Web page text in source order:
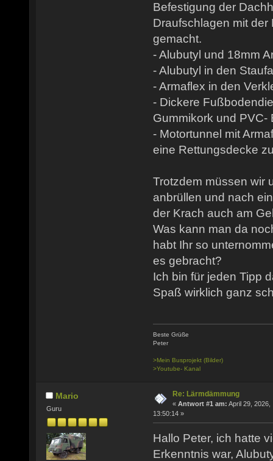
Befestigung der
Draufschlagen mit
gemacht.
- Alubutyl und 18mm
- Alubutyl in den
- Armaflex in den
- Dickere
Gummikork und PVC-
- Motortunnel mit
eine Rettungsdecke
Trotzdem müssen wir
anbrüllen und nach
der Krach auch am
Was kann man da
habt Ihr so
es gebracht?
Ich bin für jeden Tipp
Spaß wirklich ganz
Beste Grüße
Peter
>Mein Busprojekt (Bilder)
>Youtube- Kanal
Mario
Guru
Re: Lärmdämmung
« Antwort #1 am: April 29, 2026,
13:50:14 »
Hallo Peter, ich hatte
Erkenntnis war,